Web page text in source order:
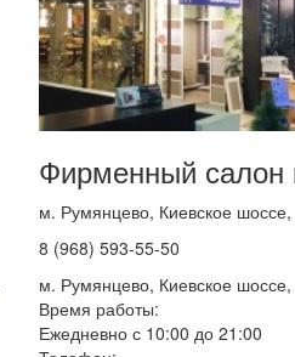
Фирменный салон
м. Румянцево, Киевское
8 (968) 593-55-50
м. Румянцево, Киевское
Время работы:
Ежедневно с 10:00 до 21:00